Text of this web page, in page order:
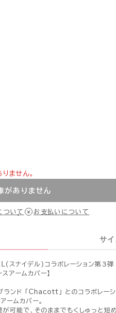
ません。
がありません
ついて お支払いについて
サ
ナイデル)コラボレーション第３弾
アームカバー】
ランド 「Chacott」 とのコラボレー
ームカバー。
可能で、そのままでもくしゅっと短